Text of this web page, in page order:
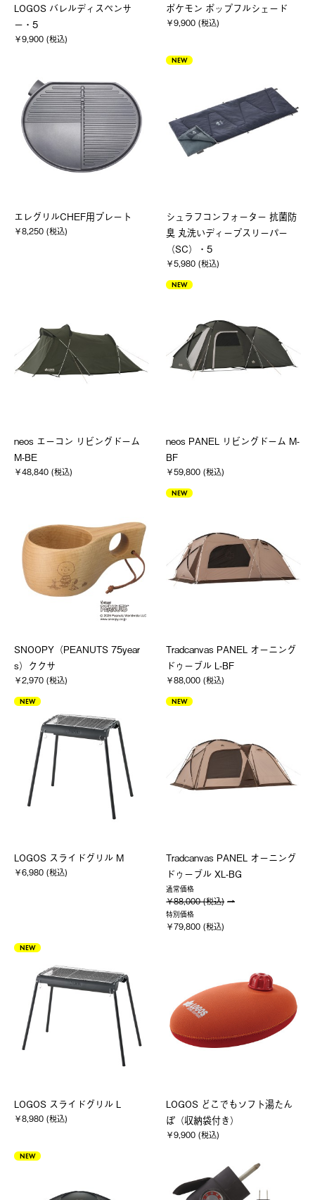
LOGOS バレルディスペンサ
ー・5
￥9,900 (税込)
ポケモン ポップフルシェード
￥9,900 (税込)
エレグリルCHEF用プレート
￥8,250 (税込)
NEW
シュラフコンフォーター 抗菌防
臭 丸洗いディープスリーパー
（SC）・5
￥5,980 (税込)
neos エーコン リビングドーム
M-BE
￥48,840 (税込)
NEW
neos PANEL リビングドーム M-
BF
￥59,800 (税込)
SNOOPY（PEANUTS 75year
s）ククサ
￥2,970 (税込)
NEW
Tradcanvas PANEL オーニング
ドゥーブル L-BF
￥88,000 (税込)
NEW
LOGOS スライドグリル M
￥6,980 (税込)
NEW
Tradcanvas PANEL オーニング
ドゥーブル XL-BG
通常価格
￥88,000 (税込)
特別価格
￥79,800 (税込)
NEW
LOGOS スライドグリル L
￥8,980 (税込)
LOGOS どこでもソフト湯たん
ぽ（収納袋付き）
￥9,900 (税込)
NEW